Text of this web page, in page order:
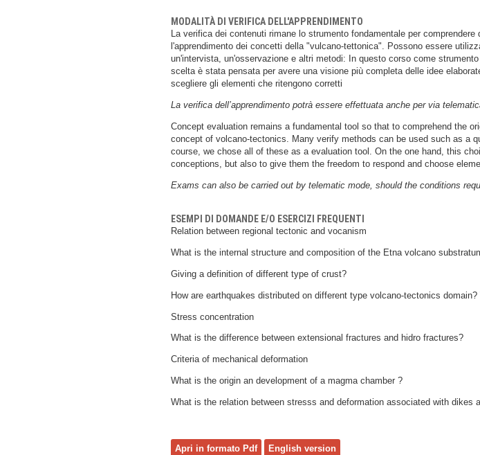
MODALITÀ DI VERIFICA DELL'APPRENDIMENTO
La verifica dei contenuti rimane lo strumento fondamentale per
l'apprendimento dei concetti della "vulcano-tettonica". Possono essere
un'intervista, un'osservazione e altri metodi: In questo corso come
scelta è stata pensata per avere una visione più completa delle idee
scegliere gli elementi che ritengono corretti
La verifica dell’apprendimento potrà essere effettuata anche per via
Concept evaluation remains a fundamental tool so that to comprehend the
concept of volcano-tectonics. Many verify methods can be used such as a
course, we chose all of these as a evaluation tool. On the one hand, this
conceptions, but also to give them the freedom to respond and choose
Exams can also be carried out by telematic mode, should the conditions
ESEMPI DI DOMANDE E/O ESERCIZI FREQUENTI
Relation between regional tectonic and vocanism
What is the internal structure and composition of the Etna volcano
Giving a definition of different type of crust?
How are earthquakes distributed on different type volcano-tectonics
Stress concentration
What is the difference between extensional fractures and hidro fractures?
Criteria of mechanical deformation
What is the origin an development of a magma chamber ?
What is the relation between stresss and deformation associated with dikes
Apri in formato Pdf English version